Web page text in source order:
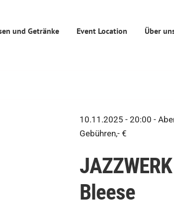
und Getränke Event Location Über
10.11.2025 - 20:00 -
Gebühren,- €
Bleese